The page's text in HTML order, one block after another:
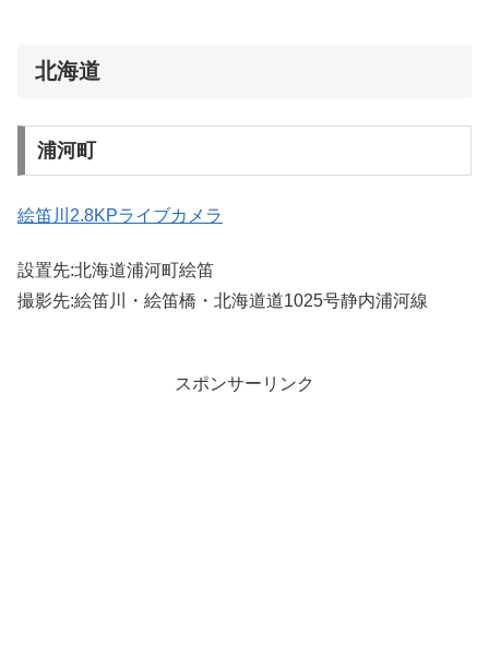
北海道
浦河町
絵笛川2.8KPライブカメラ
設置先:北海道浦河町絵笛
撮影先:絵笛川・絵笛橋・北海道道1025号静内浦河線
スポンサーリンク